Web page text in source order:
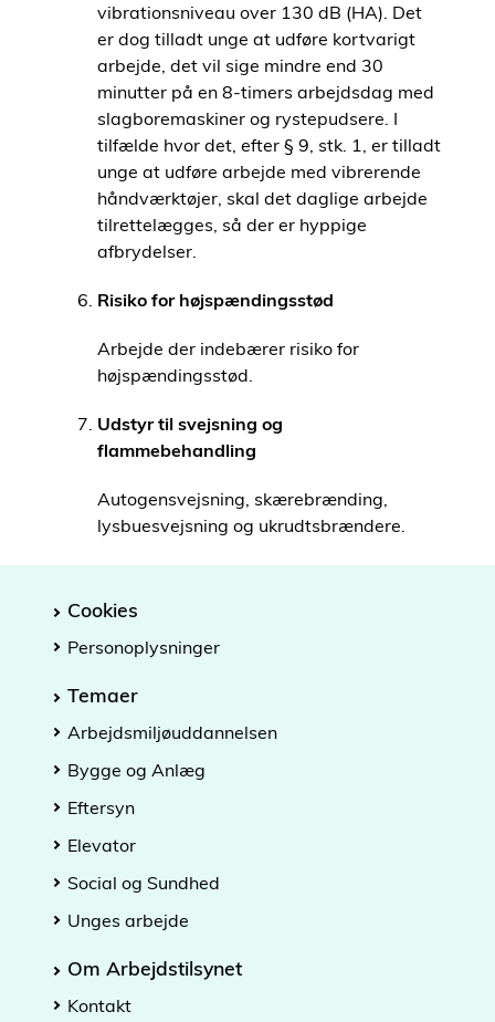
vibrationsniveau over 130 dB (HA). Det
er dog tilladt unge at udføre kortvarigt
arbejde, det vil sige mindre end 30
minutter på en 8-timers arbejdsdag med
slagboremaskiner og rystepudsere. I
tilfælde hvor det, efter § 9, stk. 1, er tilladt
unge at udføre arbejde med vibrerende
håndværktøjer, skal det daglige arbejde
tilrettelægges, så der er hyppige
afbrydelser.
Risiko for højspændingsstød
Arbejde der indebærer risiko for
højspændingsstød.
Udstyr til svejsning og
flammebehandling
Autogensvejsning, skærebrænding,
lysbuesvejsning og ukrudtsbrændere.
Cookies
Personoplysninger
Temaer
Arbejdsmiljøuddannelsen
Bygge og Anlæg
Eftersyn
Elevator
Social og Sundhed
Unges arbejde
Om Arbejdstilsynet
Kontakt